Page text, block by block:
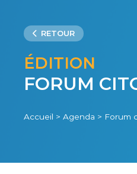
RETOUR
ÉDITION
FORUM
Accueil > Agenda > Forum